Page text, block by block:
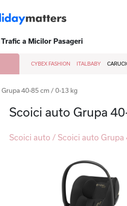
a Micilor Pasageri
CYBEX FASHION ITALBABY
40-85 cm / 0-13 kg
Scoici auto Grupa
Scoici auto / Scoici auto